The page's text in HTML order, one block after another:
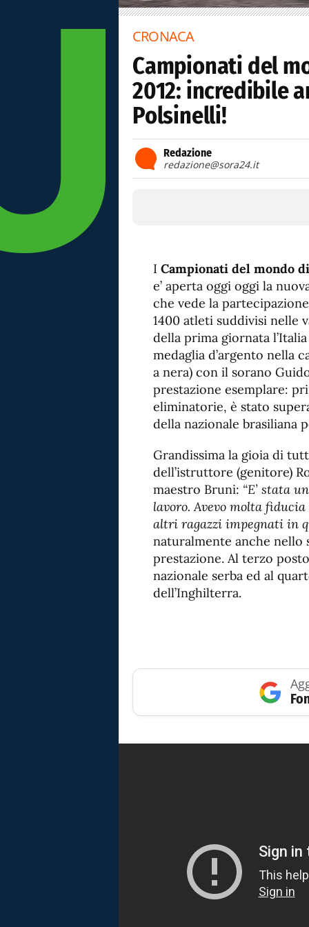
CRONACA
Campionati del
2012: incredibile
Polsinelli!
Redazione
redazione@sora24.it
I Campionati del mondo
e’ aperta oggi oggi la
che vede la
1400 atleti suddivisi nelle
della prima giornata
medaglia d’argento nella
a nera) con il sorano
prestazione esemplare:
eliminatorie, è stato
della nazionale brasiliana
Grandissima la gioia di
dell’istruttore (genitore)
maestro Bruni: “E’ stata
lavoro. Avevo molta
altri ragazzi impegnati in
naturalmente anche nello
prestazione. Al terzo
nazionale serba ed al
dell’Inghilterra.